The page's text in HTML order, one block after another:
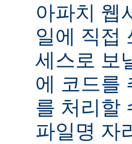
아파치 웹
일에 직접
세스로 보
에 코드를
를 처리할
파일명 자